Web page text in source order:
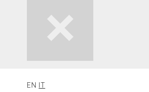
EN
IT